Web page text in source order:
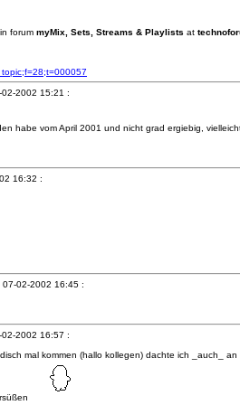
in forum myMix, Sets, Streams & Playlists at
02-2002 15:21 :
habe vom April 2001 und nicht grad ergiebig,
16:32 :
07-02-2002 16:45 :
02-2002 16:57 :
mal kommen (hallo kollegen) dachte ich _auch_